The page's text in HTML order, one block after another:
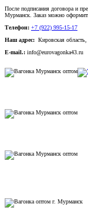
После подписания договора и
Мурманск. Заказ можно
Телефон: +7 (922) 995-15-17
Наш адрес: Кировская
E-mail.: info@eurovagonka43.ru